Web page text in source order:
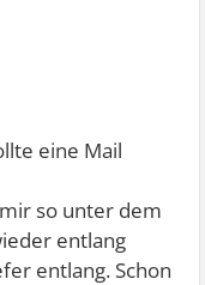
eine Mail
so unter dem
entlang
entlang. Schon